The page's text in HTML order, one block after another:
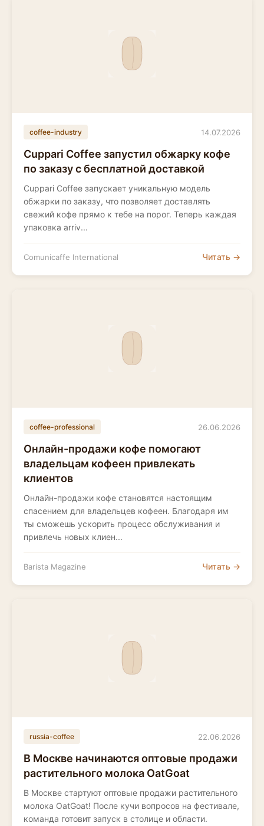
coffee-industry 14.07.2026
Cuppari Coffee запустил обжарку кофе
по заказу с бесплатной доставкой
Cuppari Coffee запускает уникальную модель
обжарки по заказу, что позволяет доставлять
свежий кофе прямо к тебе на порог. Теперь каждая
упаковка arriv...
Comunicaffe International Читать →
coffee-professional 26.06.2026
Онлайн-продажи кофе помогают
владельцам кофеен привлекать
клиентов
Онлайн-продажи кофе становятся настоящим
спасением для владельцев кофеен. Благодаря им
ты сможешь ускорить процесс обслуживания и
привлечь новых клиен...
Barista Magazine Читать →
russia-coffee 22.06.2026
В Москве начинаются оптовые продажи
растительного молока OatGoat
В Москве стартуют оптовые продажи растительного
молока OatGoat! После кучи вопросов на фестивале,
команда готовит запуск в столице и области.